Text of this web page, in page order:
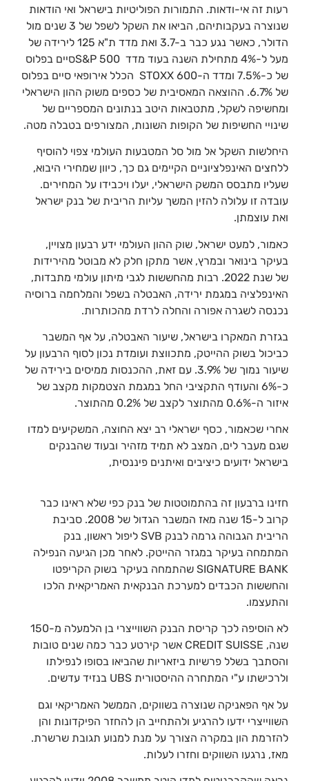
רעות זה אי-ודאות. התמורות הפוליטיות בישראל ואי הודאות
שנוצרה בעקבותיהם, הביאו את השקל לשפל של 3 שנים מול
הדולר, כאשר נגע כבר ב-3.7 ואת מדד ת"א 125 לירידה של
מעל ל-4% מתחילת השנה בעוד מדד S&P 500סיים בפלוס
של כ-7.5% ומדד ה-STOXX 600 הכלל אירופאי סיים בפלוס
של 6.7%. ההוצאה המאסיבית של כספים משוק ההון הישראלי
ומחשיפה לשקל, מתטבאות היטב בנתונים המספריים של
שינויי החשיפות של הקופות השונות, המצורפים בטבלה מטה.
היחלשות השקל אל מול סל המטבעות העולמי צפוי להוסיף
ללחצים האינפלציוניים הקיימים גם כך, כיוון שמחירי היבוא,
שעליו מתבסס המשק הישראלי, יעלו ויכבידו על המחירים.
עובדה זו עלולה להזין המשך עליות הריבית של בנק ישראל
ואת עוצמתן.
כאמור, למעט ישראל, שוק ההון העולמי ידע רבעון מצויין,
בעיקר בינואר ובמרץ, אשר מתקן חלק לא מבוטל מהירידות
של שנת 2022. רבות מהחששות לגבי מיתון עולמי מתבדות,
האינפלציה במגמת ירידה, האבטלה בשפל והמלחמה ברוסיה
נכנסה לשגרה אפורה והחלה לרדת מהכותרות.
בגזרת המאקרו בישראל, שיעור האבטלה, על אף המשבר
כביכול בשוק ההייטק, מתכווצת ועומדת נכון לסוף הרבעון על
שיעור נמוך של 3.9%. עם זאת, ההכנסות ממיסים בירידה של
כ-6% והעודף התקציבי החל במגמת הצטמקות מקצב של
איזור ה-0.6% מהתוצר לקצב של 0.2% מהתוצר.
אחרי שכאמור, כסף ישראלי רב יצא החוצה, המשקיעים למדו
שגם מעבר לים, המצב לא תמיד מזהיר ובעוד שהבנקים
בישראל ידועים כיציבים ואיתנים פיננסית,
חזינו ברבעון זה בהתמוטטות של בנק כפי שלא ראינו כבר
קרוב ל-15 שנה מאז המשבר הגדול של 2008. סביבת
הריבית הגבוהה גרמה לבנק SVB ליפול ראשון, בנק
המתמחה בעיקר במגזר ההייטק. לאחר מכן הגיעה הנפילה
SIGNATURE BANK שהתמחה בעיקר בשוק הקריפטו
והחששות הכבדים למערכת הבנקאית האמריקאית הלכו
והתעצמו.
לא הוסיפה לכך קריסת הבנק השווייצרי בן הלמעלה מ-150
שנה, CREDIT SUISSE אשר קירטע כבר כמה שנים טובות
והסתבך בשלל פרשיות ביזאריות שהביאו בסופו לנפילתו
ולרכישתו ע"י המתחרה ההיסטורית UBS בנזיד עדשים.
על אף הפאניקה שנוצרה בשווקים, הממשל האמריקאי וגם
השווייצרי ידעו להרגיע ולהתחייב הן להחזר הפיקדונות והן
להזרמת הון במקרה הצורך על מנת למנוע תגובת שרשרת.
מאז, נרגעו השווקים וחזרו לעלות.